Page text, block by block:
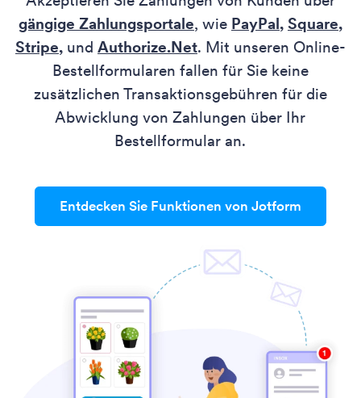
gängige Zahlungsportale, wie PayPal, Square,
Stripe,und Authorize.Net. Mit unseren Online-
Bestellformularen fallen für Sie keine
zusätzlichen Transaktionsgebühren für die
Abwicklung von Zahlungen über Ihr
Bestellformular an.
Entdecken Sie Funktionen von Jotform